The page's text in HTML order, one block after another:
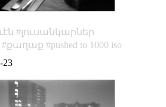
լուսանկարներ
քաղաք
pushed to 1000 iso
23